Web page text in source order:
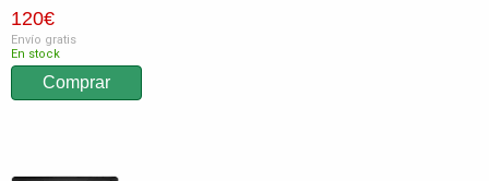
120€
Envío gratis
En stock